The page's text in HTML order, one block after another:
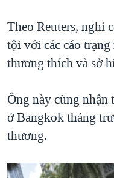
Theo Reuters, nghi
tội với các cáo
thương thích và sở
Ông này cũng
ở Bangkok tháng
thương.